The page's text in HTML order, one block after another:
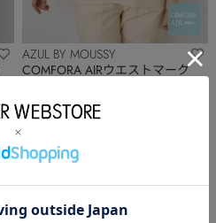
AZUL BY MOUSSY
COMFORA AIRウエストマーク
￥3,991(20%OFF)